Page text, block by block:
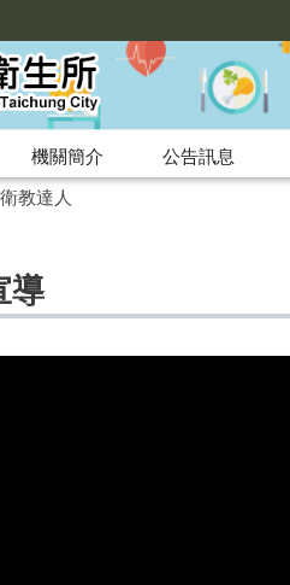
機關簡介 公告訊息
衛教達人
導